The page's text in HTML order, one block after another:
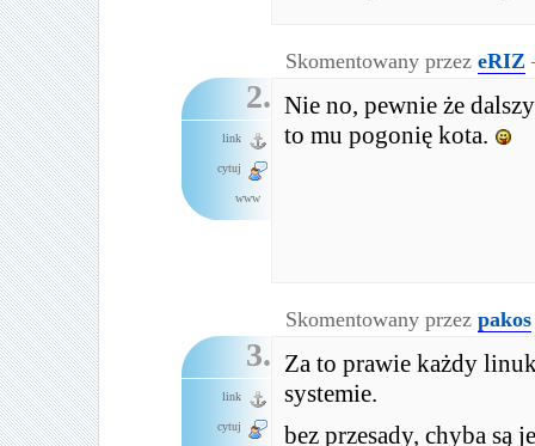
Skomentowany przez eRIZ
Nie no, pewnie że
to mu pogonię kota.
2.
link
cytuj
www
Skomentowany przez pakos
Za to prawie każdy
systemie.
bez przesady, chyba są
3.
link
cytuj